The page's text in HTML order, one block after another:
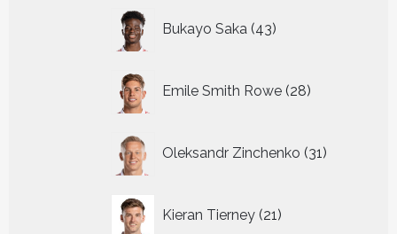
Bukayo Saka 43
producten
Emile Smith Rowe 28
producten
Oleksandr Zinchenko 31
producten
Kieran Tierney 21
producten